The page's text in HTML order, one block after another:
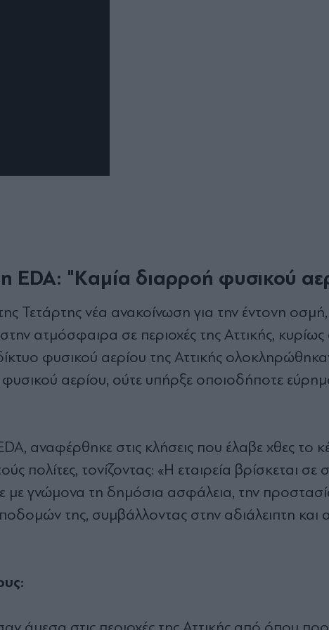
"Kαμία διαρροή φυσικού
Τετάρτης νέα ανακοίνωση για την έντονη
ατμόσφαιρα σε περιοχές της Αττικής, κυρίως
φυσικού αερίου της Αττικής
αερίου, ούτε υπήρξε οποιοδήποτε
αναφέρθηκε στις κλήσεις που έλαβε χθες το
πολίτες, τονίζοντας: «Η εταιρεία βρίσκεται σε
με γνώμονα τη δημόσια ασφάλεια, την
της, συμβάλλοντας στην αδιάλειπτη